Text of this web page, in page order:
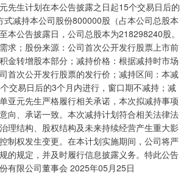
先生计划在本公告披露之日起15个交易日后的
式减持本公司股份800000股（占本公司总股本
本公告披露日，公司总股本为218298240股。
求；股份来源：公司首次公开发行股票上市前
金转增股本部分；减持价格：根据减持时市场
首次公开发行股票的发行价；减持区间：本减
交易日后的3个月内进行，窗口期不减持；减
亚元先生严格履行相关承诺，本次拟减持事项
向、承诺一致。本次减持计划符合相关法律法
理结构、股权结构及未来持续经营产生重大影
制权发生变更。在本计划实施期间，公司将严
的规定，并及时履行信息披露义务。特此公告
有限公司董事会 2025年05月25日